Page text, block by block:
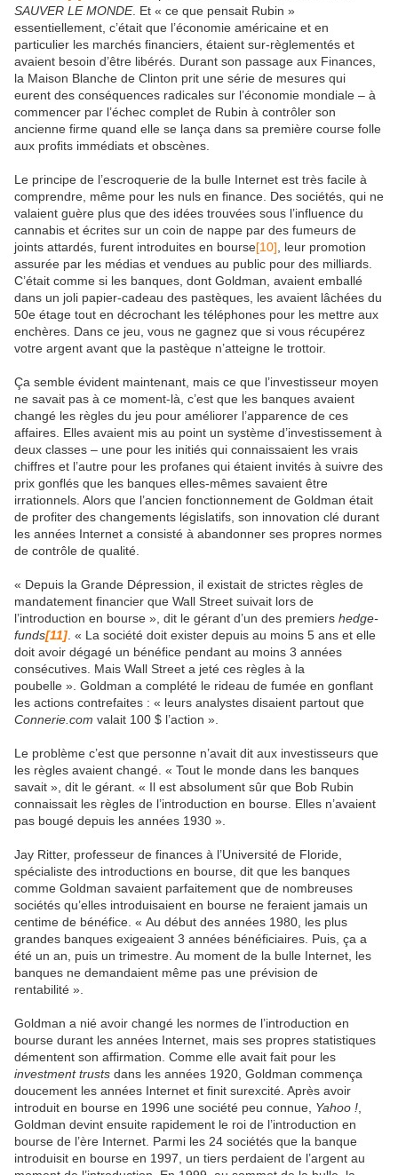
SAUVER LE MONDE. Et « ce que pensait Rubin »
essentiellement, c’était que l’économie américaine et en
particulier les marchés financiers, étaient sur-règlementés et
avaient besoin d’être libérés. Durant son passage aux Finances,
la Maison Blanche de Clinton prit une série de mesures qui
eurent des conséquences radicales sur l’économie mondiale – à
commencer par l’échec complet de Rubin à contrôler son
ancienne firme quand elle se lança dans sa première course folle
aux profits immédiats et obscènes.
Le principe de l’escroquerie de la bulle Internet est très facile à
comprendre, même pour les nuls en finance. Des sociétés, qui ne
valaient guère plus que des idées trouvées sous l’influence du
cannabis et écrites sur un coin de nappe par des fumeurs de
joints attardés, furent introduites en bourse[10] , leur promotion
assurée par les médias et vendues au public pour des milliards.
C’était comme si les banques, dont Goldman, avaient emballé
dans un joli papier-cadeau des pastèques, les avaient lâchées du
50e étage tout en décrochant les téléphones pour les mettre aux
enchères. Dans ce jeu, vous ne gagnez que si vous récupérez
votre argent avant que la pastèque n’atteigne le trottoir.
Ça semble évident maintenant, mais ce que l’investisseur moyen
ne savait pas à ce moment-là, c’est que les banques avaient
changé les règles du jeu pour améliorer l’apparence de ces
affaires. Elles avaient mis au point un système d’investissement à
deux classes – une pour les initiés qui connaissaient les vrais
chiffres et l’autre pour les profanes qui étaient invités à suivre des
prix gonflés que les banques elles-mêmes savaient être
irrationnels. Alors que l’ancien fonctionnement de Goldman était
de profiter des changements législatifs, son innovation clé durant
les années Internet a consisté à abandonner ses propres normes
de contrôle de qualité.
« Depuis la Grande Dépression, il existait de strictes règles de
mandatement financier que Wall Street suivait lors de
l’introduction en bourse », dit le gérant d’un des premiers hedge-
funds[11] . « La société doit exister depuis au moins 5 ans et elle
doit avoir dégagé un bénéfice pendant au moins 3 années
consécutives. Mais Wall Street a jeté ces règles à la
poubelle ». Goldman a complété le rideau de fumée en gonflant
les actions contrefaites : « leurs analystes disaient partout que
Connerie.com valait 100 $ l’action ».
Le problème c’est que personne n’avait dit aux investisseurs que
les règles avaient changé. « Tout le monde dans les banques
savait », dit le gérant. « Il est absolument sûr que Bob Rubin
connaissait les règles de l’introduction en bourse. Elles n’avaient
pas bougé depuis les années 1930 ».
Jay Ritter, professeur de finances à l’Université de Floride,
spécialiste des introductions en bourse, dit que les banques
comme Goldman savaient parfaitement que de nombreuses
sociétés qu’elles introduisaient en bourse ne feraient jamais un
centime de bénéfice. « Au début des années 1980, les plus
grandes banques exigeaient 3 années bénéficiaires. Puis, ça a
été un an, puis un trimestre. Au moment de la bulle Internet, les
banques ne demandaient même pas une prévision de
rentabilité ».
Goldman a nié avoir changé les normes de l’introduction en
bourse durant les années Internet, mais ses propres statistiques
démentent son affirmation. Comme elle avait fait pour les
investment trusts dans les années 1920, Goldman commença
doucement les années Internet et finit surexcité. Après avoir
introduit en bourse en 1996 une société peu connue, Yahoo !
Goldman devint ensuite rapidement le roi de l’introduction en
bourse de l’ère Internet. Parmi les 24 sociétés que la banque
introduisit en bourse en 1997, un tiers perdaient de l’argent au